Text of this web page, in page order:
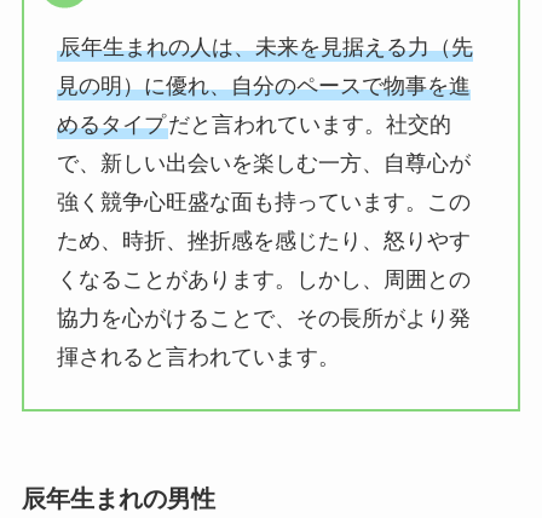
辰年生まれの人は、未来を見据える力（先
見の明）に優れ、自分のペースで物事を進
めるタイプだと言われています。社交的
で、新しい出会いを楽しむ一方、自尊心が
強く競争心旺盛な面も持っています。この
ため、時折、挫折感を感じたり、怒りやす
くなることがあります。しかし、周囲との
協力を心がけることで、その長所がより発
揮されると言われています。
辰年生まれの男性